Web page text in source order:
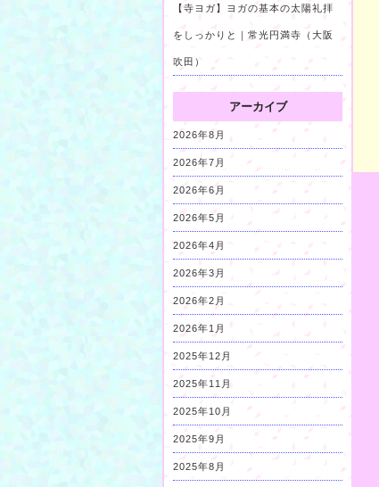
【寺ヨガ】ヨガの基本の太陽礼拝
をしっかりと｜常光円満寺（大阪
吹田）
アーカイブ
2026年8月
2026年7月
2026年6月
2026年5月
2026年4月
2026年3月
2026年2月
2026年1月
2025年12月
2025年11月
2025年10月
2025年9月
2025年8月